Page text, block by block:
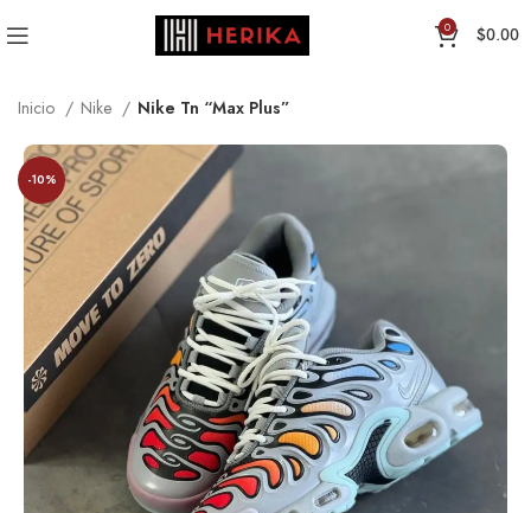
0 $0.00
Inicio Nike Nike Tn “Max Plus”
-10%